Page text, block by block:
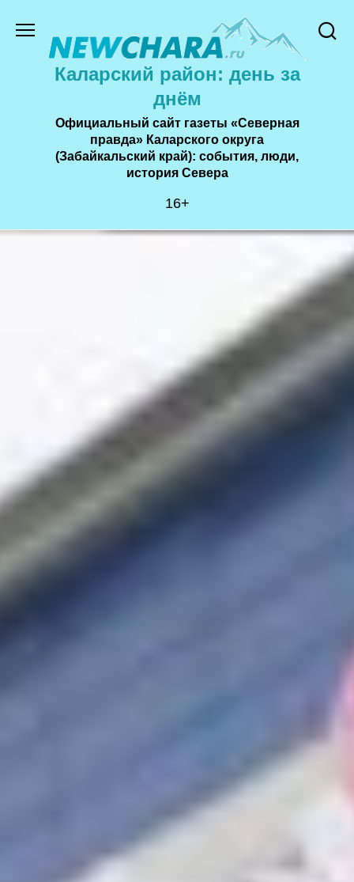
содержанию
Каларский район: день за
днём
Официальный сайт газеты «Северная
правда» Каларского округа
(Забайкальский край): события, люди,
история Cевера
16+